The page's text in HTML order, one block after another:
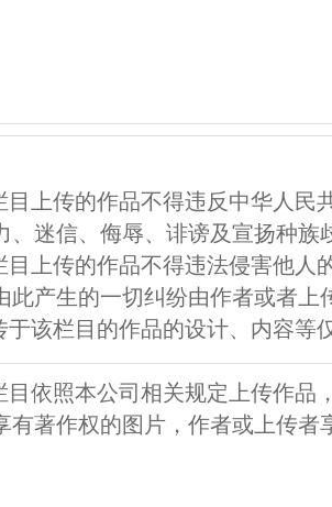
目上传的作品不得违反中华人民
、迷信、侮辱、诽谤及宣扬种族
目上传的作品不得违法侵害他人
此产生的一切纠纷由作者或者上
于该栏目的作品的设计、内容等
目依照本公司相关规定上传作品
有著作权的图片，作者或上传者